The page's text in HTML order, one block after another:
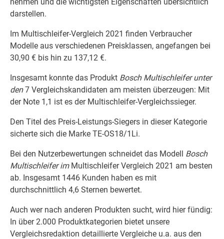
darstellen.
Im Multischleifer-Vergleich 2021 finden Verbraucher
Modelle aus verschiedenen Preisklassen, angefangen bei
30,90 € bis hin zu 137,12 €.
Insgesamt konnte das Produkt Bosch Multischleifer unter
den7 Vergleichskandidaten am meisten überzeugen: Mit
der Note 1,1 ist es der Multischleifer-Vergleichssieger.
Den Titel des Preis-Leistungs-Siegers in dieser Kategorie
sicherte sich die Marke TE-OS18/1Li.
Bei den Nutzerbewertungen schneidet das Modell Bosch
Multischleifer im Multischleifer Vergleich 2021 am besten
ab. Insgesamt 1446 Kunden haben es mit
durchschnittlich 4,6 Sternen bewertet.
Auch wer nach anderen Produkten sucht, wird hier fündig:
In über 2.000 Produktkategorien bietet unsere
Vergleichsredaktion detaillierte Vergleiche u.a. aus den